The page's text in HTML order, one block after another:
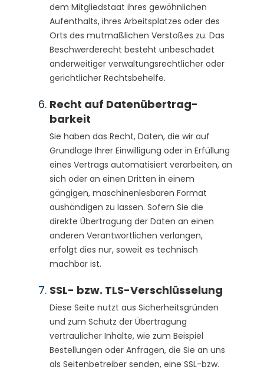
dem Mitgliedstaat ihres gewöhnlichen
Aufenthalts, ihres Arbeitsplatzes oder des
Orts des mutmaßlichen Verstoßes zu. Das
Beschwerderecht besteht unbeschadet
anderweitiger verwaltungsrechtlicher oder
gerichtlicher Rechtsbehelfe.
Recht auf Daten­übertrag­
barkeit
Sie haben das Recht, Daten, die wir auf
Grundlage Ihrer Einwilligung oder in Erfüllung
eines Vertrags automatisiert verarbeiten, an
sich oder an einen Dritten in einem
gängigen, maschinenlesbaren Format
aushändigen zu lassen. Sofern Sie die
direkte Übertragung der Daten an einen
anderen Verantwortlichen verlangen,
erfolgt dies nur, soweit es technisch
machbar ist.
SSL- bzw. TLS-Verschlüsselung
Diese Seite nutzt aus Sicherheitsgründen
und zum Schutz der Übertragung
vertraulicher Inhalte, wie zum Beispiel
Bestellungen oder Anfragen, die Sie an uns
als Seitenbetreiber senden, eine SSL-bzw.